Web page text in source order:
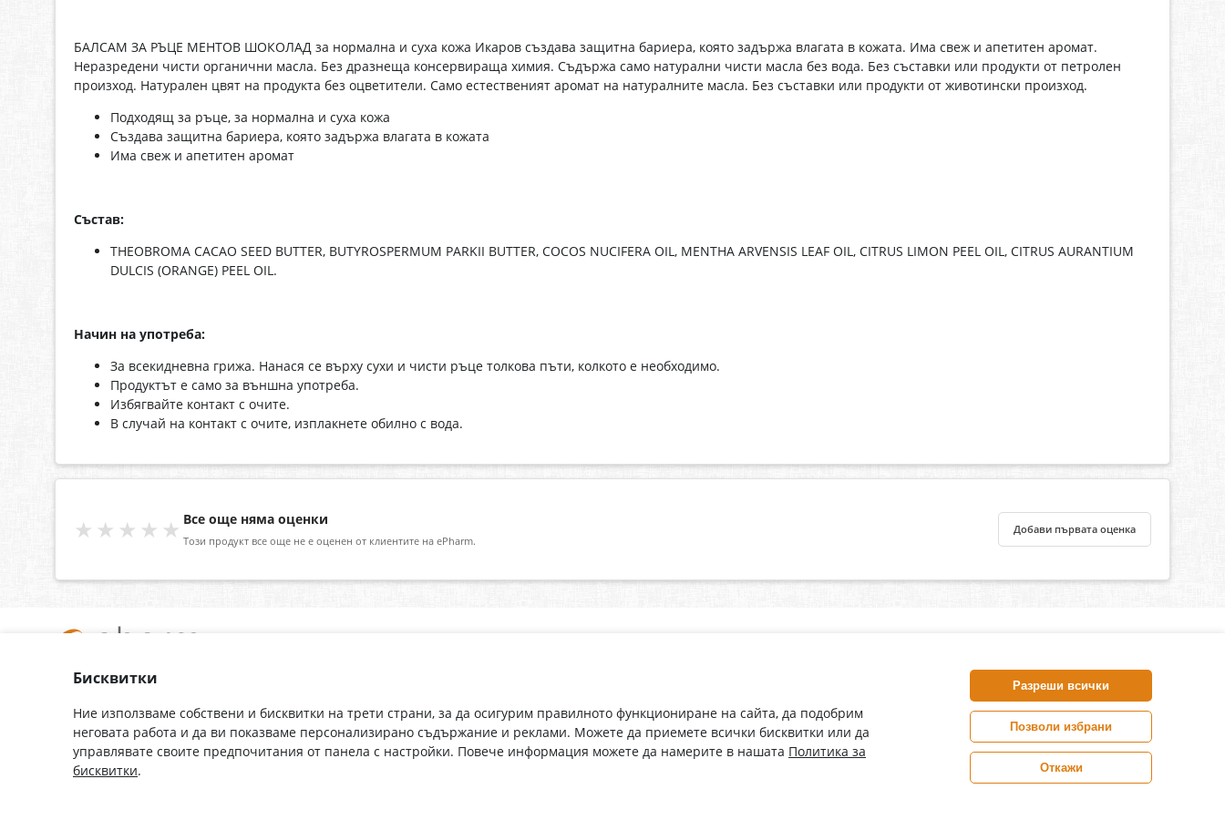
БАЛСАМ ЗА РЪЦЕ МЕНТОВ ШОКОЛАД за нормална и суха кожа Икаров създава защитна бариера, която задържа влагата в кожата. Има свеж и апетитен аромат.
Неразредени чисти органични масла. Без дразнеща консервираща химия. Съдържа само натурални чисти масла без вода. Без съставки или продукти от петролен
произход. Натурален цвят на продукта без оцветители. Само естественият аромат на натуралните масла. Без съставки или продукти от животински произход.
Подходящ за ръце, за нормална и суха кожа
Създава защитна бариера, която задържа влагата в кожата
Има свеж и апетитен аромат
Състав:
THEOBROMA CACAO SEED BUTTER, BUTYROSPERMUM PARKII BUTTER, COCOS NUCIFERA OIL, MENTHA ARVENSIS LEAF OIL, CITRUS LIMON PEEL OIL, CITRUS AURANTIUM
DULCIS (ORANGE) PEEL OIL.
Начин на употреба:
За всекидневна грижа. Нанася се върху сухи и чисти ръце толкова пъти, колкото е необходимо.
Продуктът е само за външна употреба.
Избягвайте контакт с очите.
В случай на контакт с очите, изплакнете обилно с вода.
★★★★★ Все още няма оценки
Този продукт все още не е оценен от клиентите на ePharm.
Добави първата оценка
За нас
Контакти
Полезни връзки
Лични данни
Доставка
Гаранция
Плащане
Как да поръчам
С абонамента се съгласявам сПолитиката за лични данни .
ePharm.bg е лицензирана онлайн аптека и част от аптеки
„Ванчева“, които повече от 30 години се грижат за здравето на
своите пациенти.
ePharm е лицензирана онлайн аптека от
Изпълнителна Агенция по Лекарствата
Бисквитки
Ние използваме собствени и бисквитки на трети страни, за да осигурим правилното функциониране на сайта, да подобрим
неговата работа и да ви показваме персонализирано съдържание и реклами. Можете да приемете всички бисквитки или да
управлявате своите предпочитания от панела с настройки. Повече информация можете да намерите в нашата Политика за
бисквитки.
Разреши всички
Позволи избрани
Откажи